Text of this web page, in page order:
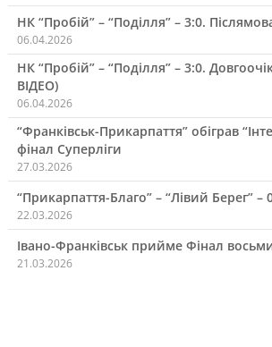
НК “Пробій” – “Поділля” – 3:0.
06.04.2026
НК “Пробій” – “Поділля” – 3:0.
ВІДЕО)
06.04.2026
“Франківськ-Прикарпаття” обіграв
фінал Суперліги
27.03.2026
“Прикарпаття-Благо” – “Лівий Берег” –
22.03.2026
Івано-Франківськ прийме Фінал
21.03.2026